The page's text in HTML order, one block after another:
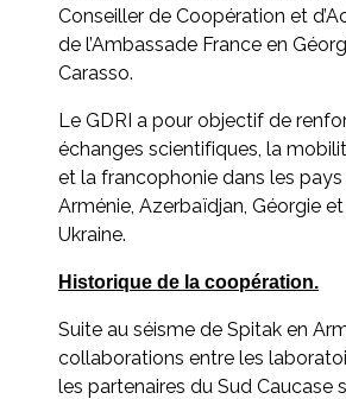
Conseiller de Coopération et
de l’Ambassade France en
Carasso.
Le GDRI a pour objectif de
échanges scientifiques, la
et la francophonie dans les pays
Arménie, Azerbaïdjan, Géorgie
Ukraine.
Historique de la coopération.
Suite au séisme de Spitak en
collaborations entre les
les partenaires du Sud Caucase